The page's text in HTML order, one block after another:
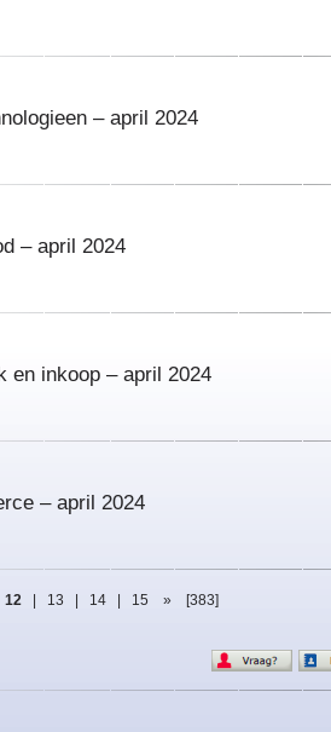
– april 2024
– april 2024
en inkoop – april 2024
– april 2024
12 13 14 15 » [383]